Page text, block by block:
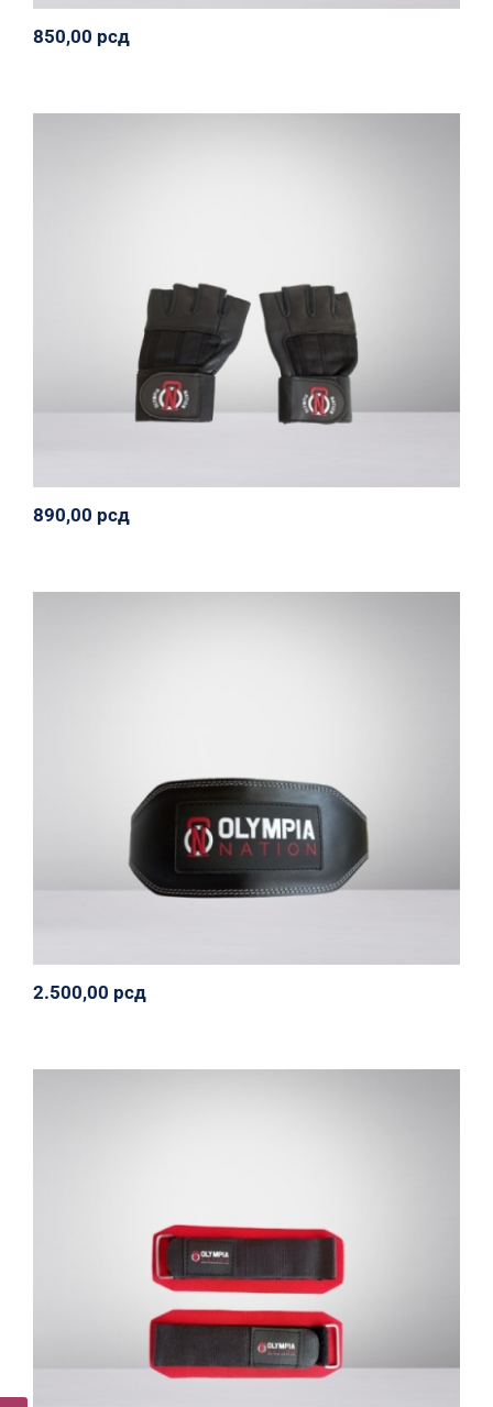
850,00 рсд
Olympia Nation Oprema Svi proizvodi
890,00рсд
890,00 рсд
2.500,00рсд
2.500,00 рсд
Olympia Nation Oprema Svi proizvodi
490,00рсд